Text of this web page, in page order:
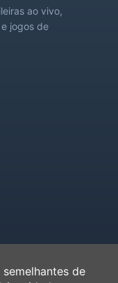
ao vivo,
jogos de
de